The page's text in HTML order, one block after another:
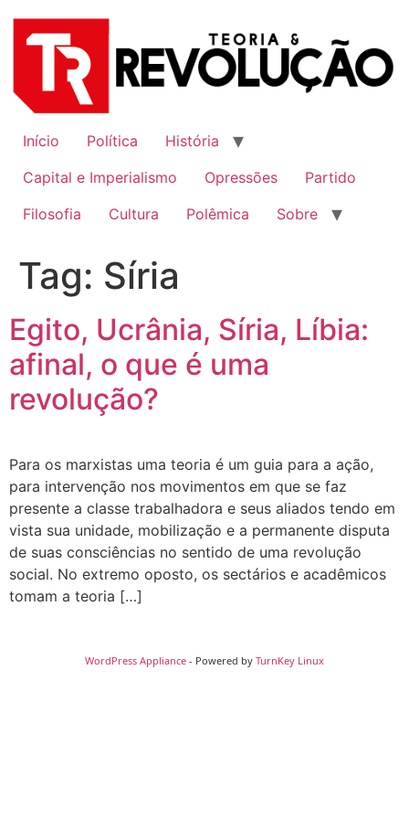
para
Início Política
História
Capital e Imperialismo
Opressões
Partido
Filosofia
Cultura Polêmica Sobre
Tag: Síria
Egito, Ucrânia, Síria, Líbia:
afinal, o que é uma
revolução?
Para os marxistas uma teoria é um guia para a ação,
para intervenção nos movimentos em que se faz
presente a classe trabalhadora e seus aliados tendo em
vista sua unidade, mobilização e a permanente disputa
de suas consciências no sentido de uma revolução
social. No extremo oposto, os sectários e acadêmicos
tomam a teoria […]
WordPress Appliance - Powered by TurnKey Linux